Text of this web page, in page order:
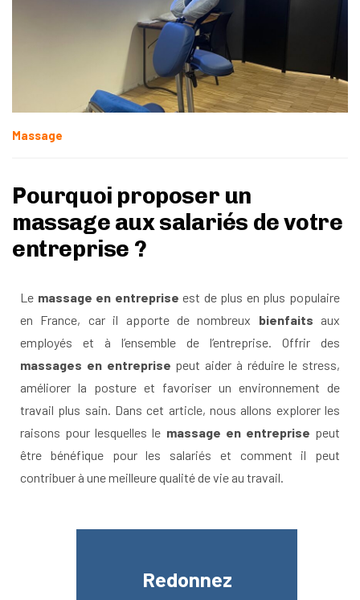
Massage
Pourquoi proposer un
massage aux salariés de votre
entreprise ?
Le massage en entreprise est de plus en plus populaire
en France, car il apporte de nombreux bienfaits aux
employés et à l’ensemble de l’entreprise. Offrir des
massages en entreprise peut aider à réduire le stress,
améliorer la posture et favoriser un environnement de
travail plus sain. Dans cet article, nous allons explorer les
raisons pour lesquelles le massage en entreprise peut
être bénéfique pour les salariés et comment il peut
contribuer à une meilleure qualité de vie au travail.
Redonnez